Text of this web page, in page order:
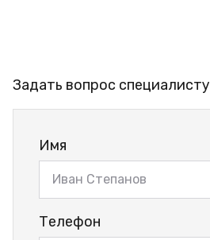
Задать вопрос специалисту
Имя
Телефон